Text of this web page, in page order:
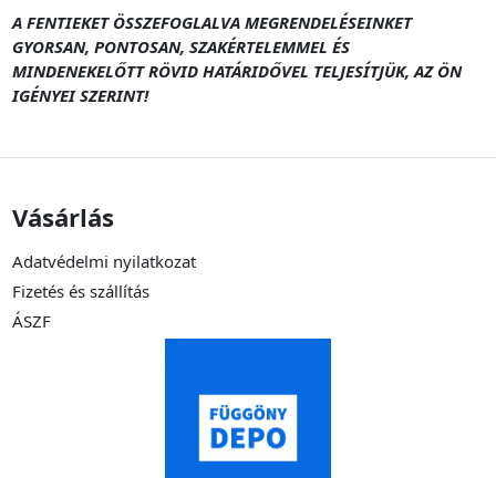
A FENTIEKET ÖSSZEFOGLALVA MEGRENDELÉSEINKET
GYORSAN, PONTOSAN, SZAKÉRTELEMMEL ÉS
MINDENEKELŐTT RÖVID HATÁRIDŐVEL TELJESÍTJÜK, AZ ÖN
IGÉNYEI SZERINT!
Vásárlás
Adatvédelmi nyilatkozat
Fizetés és szállítás
ÁSZF